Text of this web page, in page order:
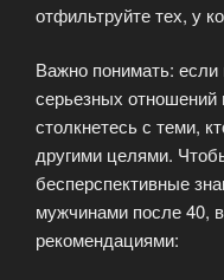
отфильтруйте тех, у
Важно понимать:
серьезных отношений
столкнетесь с теми,
другими целями.
бесперспективные
мужчинами после 40,
рекомендациями: